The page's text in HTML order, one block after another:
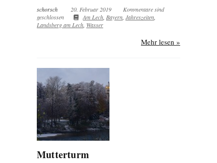
schorsch 20. Februar 2019
Kommentare sind
geschlossen
Am Lech Bayern Jahreszeiten
Landsberg am Lech Wasser
Mehr lesen »
Mutterturm